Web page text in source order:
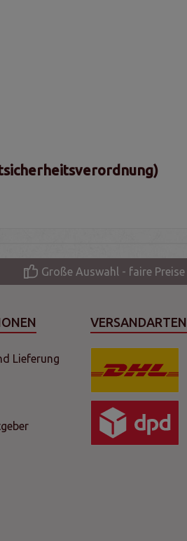
Große Auswahl - faire Preise
Lieferung
VERSANDARTEN